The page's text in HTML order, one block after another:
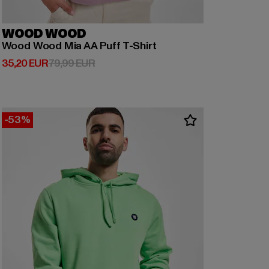
WOOD WOOD
Wood Wood Mia AA Puff T-Shirt
35,20 EUR
Derzeitiger Preis: 35,20 EUR
79,99 EURAktionspreis: 79,99 EUR
-53%